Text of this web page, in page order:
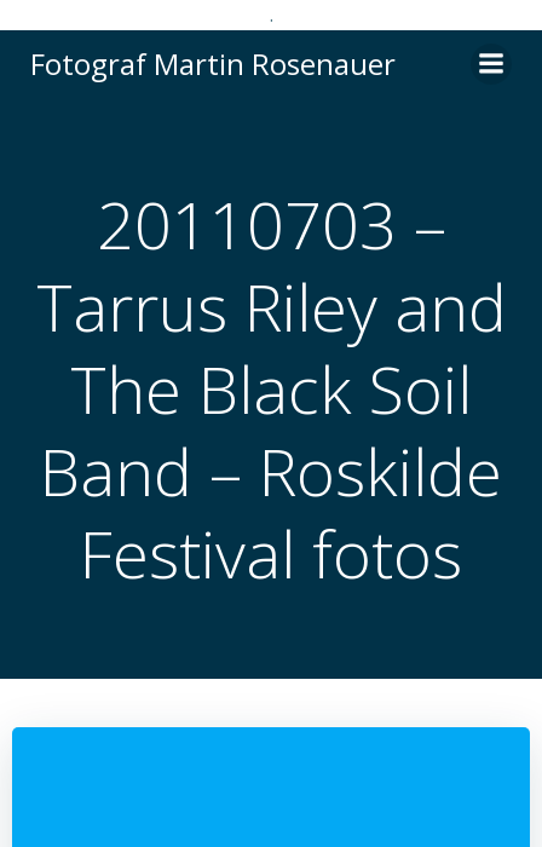
.
til
Fotograf Martin Rosenauer
20110703 –
Tarrus Riley and
The Black Soil
Band – Roskilde
Festival fotos